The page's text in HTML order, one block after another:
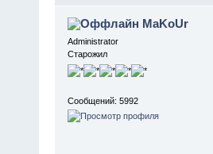
MaKoUr
Administrator
Старожил
Сообщений: 5992